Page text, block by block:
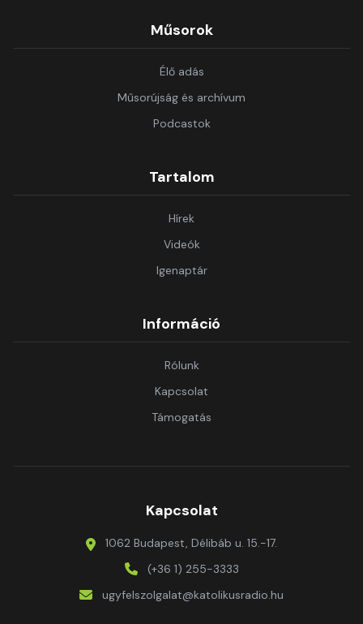
Műsorok
Élő adás
Műsorújság és archívum
Podcastok
Tartalom
Hírek
Videók
Igenaptár
Információ
Rólunk
Kapcsolat
Támogatás
Kapcsolat
1062 Budapest, Délibáb u. 15.-17.
(+36 1) 255-3333
ugyfelszolgalat@katolikusradio.hu